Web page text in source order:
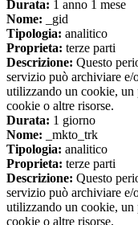
Durata: 1 anno 1 mese
Nome: _gid
Tipologia: analitico
Proprieta: terze parti
Descrizione: Questo
servizio può archiviare e/
utilizzando un cookie, un
cookie o altre risorse.
Durata: 1 giorno
Nome: _mkto_trk
Tipologia: analitico
Proprieta: terze parti
Descrizione: Questo
servizio può archiviare e/
utilizzando un cookie, un
cookie o altre risorse.